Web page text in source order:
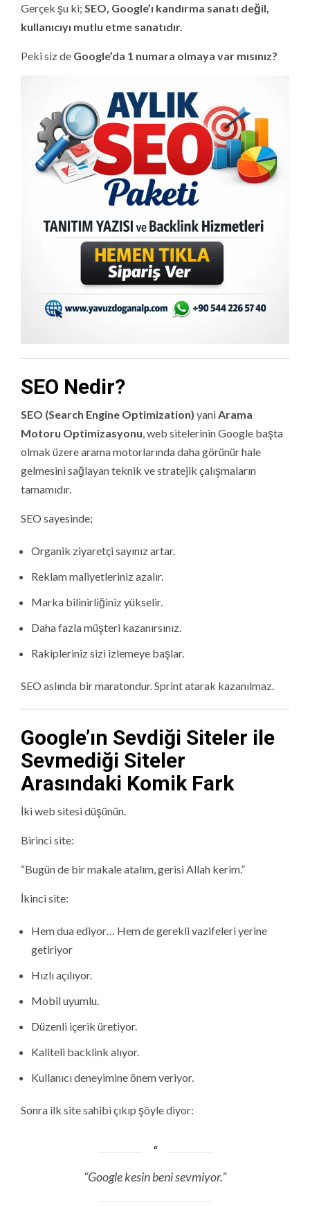
Gerçek şu ki; SEO, Google’ı kandırma sanatı değil,
kullanıcıyı mutlu etme sanatıdır.
Peki siz de Google’da 1 numara olmaya var mısınız?
SEO Nedir?
SEO (Search Engine Optimization) yaniArama
Motoru Optimizasyonu, web sitelerinin Google başta
olmak üzere arama motorlarında daha görünür hale
gelmesini sağlayan teknik ve stratejik çalışmaların
tamamıdır.
SEO sayesinde;
Organik ziyaretçi sayınız artar.
Reklam maliyetleriniz azalır.
Marka bilinirliğiniz yükselir.
Daha fazla müşteri kazanırsınız.
Rakipleriniz sizi izlemeye başlar.
SEO aslında bir maratondur. Sprint atarak kazanılmaz.
Google’ın Sevdiği Siteler ile
Sevmediği Siteler
Arasındaki Komik Fark
İki web sitesi düşünün.
Birinci site:
“Bugün de bir makale atalım, gerisi Allah kerim.”
İkinci site:
Hem dua ediyor… Hem de gerekli vazifeleri yerine
getiriyor
Hızlı açılıyor.
Mobil uyumlu.
Düzenli içerik üretiyor.
Kaliteli backlink alıyor.
Kullanıcı deneyimine önem veriyor.
Sonra ilk site sahibi çıkıp şöyle diyor:
“Google kesin beni sevmiyor.”